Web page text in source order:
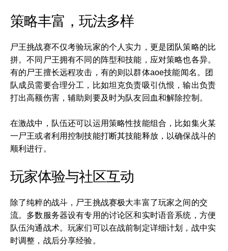
策略丰富，玩法多样
尸王挑战赛不仅考验玩家的个人实力，更是团队策略的比
拼。不同尸王拥有不同的阵型和技能，应对策略也各异。
有的尸王擅长远程攻击，有的则以群体aoe技能闻名。团
队成员需要合理分工，比如坦克负责吸引仇恨，输出负责
打出高额伤害，辅助则要及时为队友回血和解除控制。
在激战中，队伍还可以运用策略性技能组合，比如集火某
一尸王或者利用控制技能打断其技能释放，以确保战斗的
顺利进行。
玩家体验与社区互动
除了纯粹的战斗，尸王挑战赛极大丰富了玩家之间的交
流。多数服务器设有专用的讨论区和实时语音系统，方便
队伍沟通战术。玩家们可以在战前制定详细计划，战中实
时调整，战后分享经验。